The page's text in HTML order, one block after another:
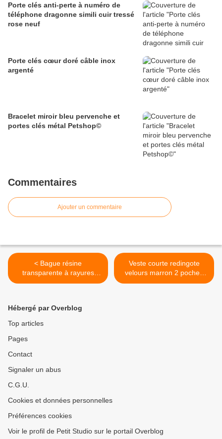
Porte clés anti-perte à numéro de
téléphone dragonne simili cuir tressé
rose neuf
Porte clés cœur doré câble inox
argenté
Bracelet miroir bleu pervenche et
portes clés métal Petshop©
Commentaires
Ajouter un commentaire
< Bague résine
transparente à rayures
vertes vintage 80/90
Veste courte redingote
velours marron 2 poches
col châle Manoukian© T.38
Hébergé par Overblog
Top articles
Pages
Contact
Signaler un abus
C.G.U.
Cookies et données personnelles
Préférences cookies
Voir le profil de Petit Studio sur le portail Overblog